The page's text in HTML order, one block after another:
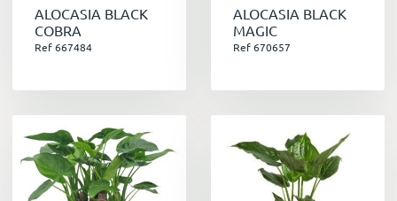
ALOCASIA BLACK
COBRA
Ref 667484
ALOCASIA BLACK
MAGIC
Ref 670657